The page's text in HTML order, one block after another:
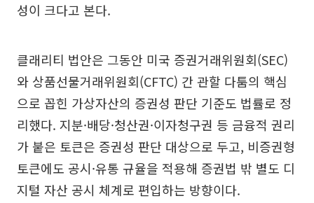
성이 크다고 본다.
클래리티 법안은 그동안 미국 증권거래위원회(SEC)
와 상품선물거래위원회(CFTC) 간 관할 다툼의 핵심
으로 꼽힌 가상자산의 증권성 판단 기준도 법률로 정
리했다. 지분·배당·청산권·이자청구권 등 금융적 권리
가 붙은 토큰은 증권성 판단 대상으로 두고, 비증권형
토큰에도 공시·유통 규율을 적용해 증권법 밖 별도 디
지털 자산 공시 체계로 편입하는 방향이다.